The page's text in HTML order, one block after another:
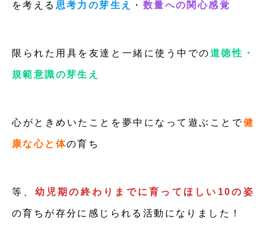
を考える 思考力の芽生え ・ 数量への関心感覚
限られた用具を友達と一緒に使う中での道徳性・
規範意識の芽生え
心がときめいたことを夢中になって遊ぶことで健
康な心と体の育ち
等、 幼児期の終わりまでに育ってほしい10の姿
の育ちが存分に感じられる活動になりました！